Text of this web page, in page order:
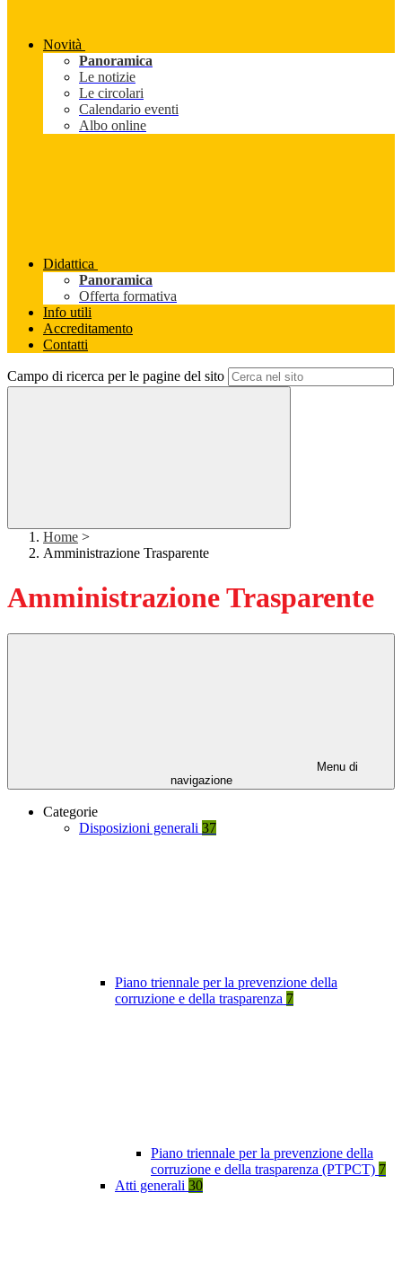
Novità
Panoramica
Le notizie
Le circolari
Calendario eventi
Albo online
Didattica
Panoramica
Offerta formativa
Info utili
Accreditamento
Contatti
Campo di ricerca per le pagine del sito
Home >
Amministrazione Trasparente
Amministrazione Trasparente
Menu di
navigazione
Categorie
Disposizioni generali 37
Piano triennale per la prevenzione della
corruzione e della trasparenza 7
Piano triennale per la prevenzione della
corruzione e della trasparenza (PTPCT) 7
Atti generali 30